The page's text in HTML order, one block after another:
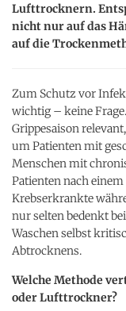
Lufttrocknern.
nicht nur auf das
auf die
Zum Schutz vor
wichtig – keine
Grippesaison
um Patienten mit
Menschen mit
Patienten nach
Krebserkrankte
nur selten bedenkt
Waschen selbst
Abtrocknens.
Welche Methode
oder Lufttrockner?